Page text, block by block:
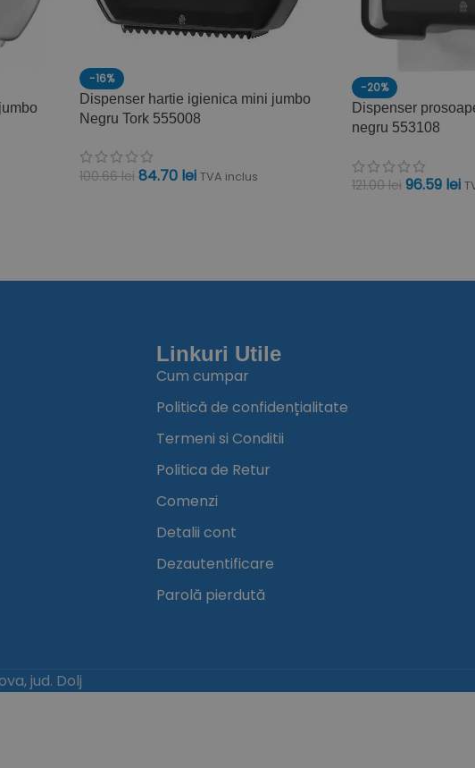
-16%
Dispenser hartie igienica mini jumbo
Negru Tork 555008
100.66lei 84.70 lei TVA inclus
-20%
Dispenser
negru 553108
121.00lei 96.59 lei
Linkuri Utile
Cum cumpar
Politică de confidențialitate
Termeni si Conditii
Politica de Retur
Comenzi
Detalii cont
Dezautentificare
Parolă pierdută
jud. Dolj